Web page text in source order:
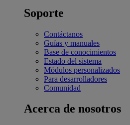
Soporte
Contáctanos
Guías y manuales
Base de conocimientos
Estado del sistema
Módulos personalizados
Para desarrolladores
Comunidad
Acerca de nosotros